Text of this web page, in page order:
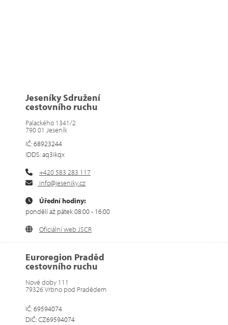
Jeseníky Sdružení
cestovního ruchu
Palackého 1341/2
790 01 Jeseník
IČ: 68923244
IDDS: aq3ikqx
+420 583 283 117
info@jeseniky.cz
Úřední hodiny:
pondělí až pátek 08:00 - 16:00
Oficiální web JSCR
Euroregion Praděd
cestovního ruchu
Nové doby 111
79326 Vrbno pod Pradědem
IČ: 69594074
DIČ: CZ69594074